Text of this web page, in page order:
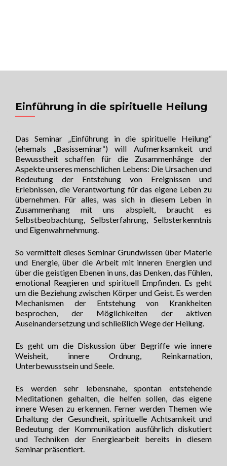
Einführung in die spirituelle Heilung
Das Seminar „Einführung in die spirituelle Heilung“
(ehemals „Basisseminar“) will Aufmerksamkeit und
Bewusstheit schaffen für die Zusammenhänge der
Aspekte unseres menschlichen Lebens: Die Ursachen und
Bedeutung der Entstehung von Ereignissen und
Erlebnissen, die Verantwortung für das eigene Leben zu
übernehmen. Für alles, was sich in diesem Leben in
Zusammenhang mit uns abspielt, braucht es
Selbstbeobachtung, Selbsterfahrung, Selbsterkenntnis
und Eigenwahrnehmung.
So vermittelt dieses Seminar Grundwissen über Materie
und Energie, über die Arbeit mit inneren Energien und
über die geistigen Ebenen in uns, das Denken, das Fühlen,
emotional Reagieren und spirituell Empfinden. Es geht
um die Beziehung zwischen Körper und Geist. Es werden
Mechanismen der Entstehung von Krankheiten
besprochen, der Möglichkeiten der aktiven
Auseinandersetzung und schließlich Wege der Heilung.
Es geht um die Diskussion über Begriffe wie innere
Weisheit, innere Ordnung, Reinkarnation,
Unterbewusstsein und Seele.
Es werden sehr lebensnahe, spontan entstehende
Meditationen gehalten, die helfen sollen, das eigene
innere Wesen zu erkennen. Ferner werden Themen wie
Erhaltung der Gesundheit, spirituelle Achtsamkeit und
Bedeutung der Kommunikation ausführlich diskutiert
und Techniken der Energiearbeit bereits in diesem
Seminar präsentiert.